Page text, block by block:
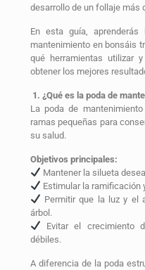
desarrollo de un follaje más
En esta guía,
mantenimiento en bonsáis
qué herramientas utilizar
obtener los mejores
1. ¿Qué es la poda de
La poda de
ramas pequeñas para
su salud.
Objetivos principales:
Mantener la silueta
Estimular la ramificación
Permitir que la luz y el
árbol.
Evitar el crecimiento
débiles.
A diferencia de la poda